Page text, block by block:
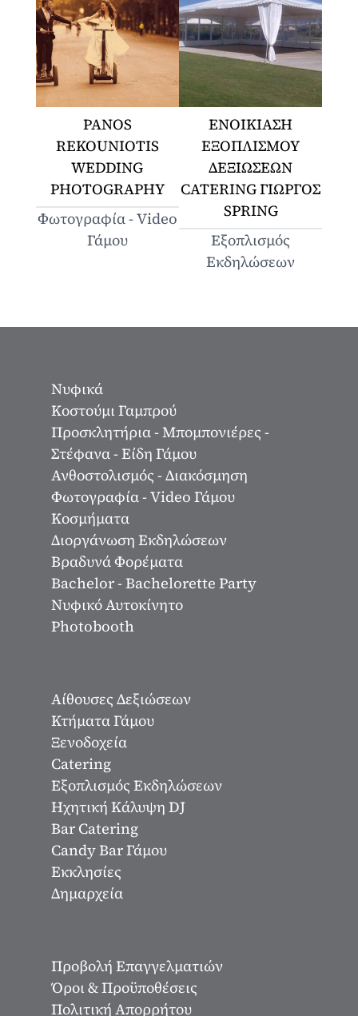
PANOS
REKOUNIOTIS
WEDDING
PHOTOGRAPHY
Φωτογραφία - Video
Γάμου
ΕΝΟΙΚΙΑΣΗ
ΕΞΟΠΛΙΣΜΟΥ
ΔΕΞΙΩΣΕΩΝ
CATERING ΓΙΩΡΓΟΣ
SPRING
Εξοπλισμός
Εκδηλώσεων
Νυφικά
Κοστούμι Γαμπρού
Προσκλητήρια - Μπομπονιέρες -
Στέφανα - Είδη Γάμου
Ανθοστολισμός - Διακόσμηση
Φωτογραφία - Video Γάμου
Κοσμήματα
Διοργάνωση Εκδηλώσεων
Βραδυνά Φορέματα
Bachelor - Bachelorette Party
Νυφικό Αυτοκίνητο
Photobooth
Αίθουσες Δεξιώσεων
Κτήματα Γάμου
Ξενοδοχεία
Catering
Εξοπλισμός Εκδηλώσεων
Ηχητική Κάλυψη DJ
Bar Catering
Candy Bar Γάμου
Εκκλησίες
Δημαρχεία
Προβολή Επαγγελματιών
Όροι & Προϋποθέσεις
Πολιτική Απορρήτου